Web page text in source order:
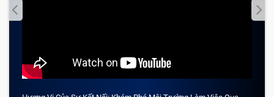
Khi sử dụng, màn hình bị giật và nhảy loạn xạ cho
thấy laptop Lcd 17.3 Slim 30P đã bị lỗi giật màn
xanh, đỏ,….và không vào được window. Lúc này, có